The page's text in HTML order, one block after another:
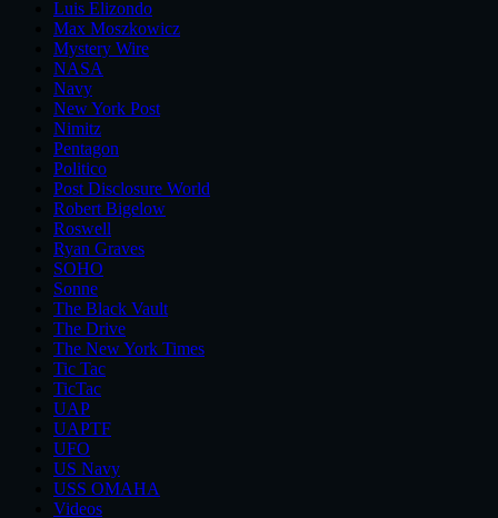
Luis Elizondo
Max Moszkowicz
Mystery Wire
NASA
Navy
New York Post
Nimitz
Pentagon
Politico
Post Disclosure World
Robert Bigelow
Roswell
Ryan Graves
SOHO
Sonne
The Black Vault
The Drive
The New York Times
Tic Tac
TicTac
UAP
UAPTF
UFO
US Navy
USS OMAHA
Videos